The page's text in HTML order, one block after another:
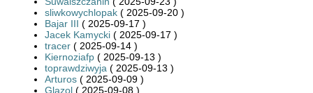
sliwkowychlopak ( 2025-09-20 )
Bajar III ( 2025-09-17 )
Jacek Kamycki ( 2025-09-17 )
tracer ( 2025-09-14 )
Kiernoziafp ( 2025-09-13 )
toprawdziwyja ( 2025-09-13 )
Arturos ( 2025-09-09 )
Glazol ( 2025-09-08 )